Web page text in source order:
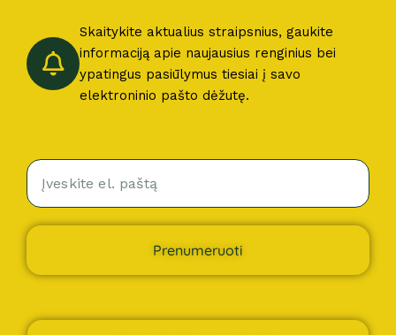
Skaitykite aktualius straipsnius, gaukite
informaciją apie naujausius renginius bei
ypatingus pasiūlymus tiesiai į savo
elektroninio pašto dėžutę.
Prenumeruoti